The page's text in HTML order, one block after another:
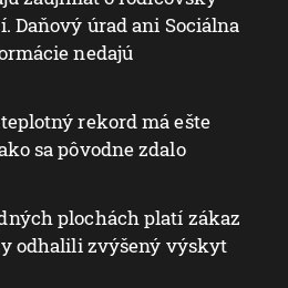
Daňový úrad ani Sociálna
nedajú
rekord má ešte
sa pôvodne zdalo
plochách platí zákaz
odhalili zvýšený výskyt